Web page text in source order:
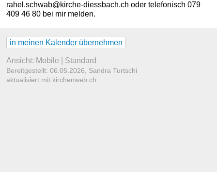
rahel.schwab@kirche-diessbach.ch oder telefonisch 079
409 46 80 bei mir melden.
in meinen Kalender übernehmen
Ansicht: Mobile Standard
Bereitgestellt: 06.05.2026, Sandra Turtschi
aktualisiert mit kirchenweb.ch